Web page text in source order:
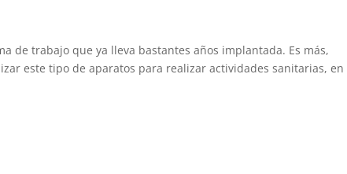
de trabajo que ya lleva bastantes años implantada. Es más,
este tipo de aparatos para realizar actividades sanitarias, en